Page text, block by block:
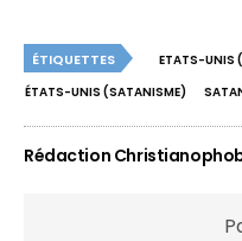
ÉTIQUETTES
ETATS-UNIS
ÉTATS-UNIS (SATANISME)
Rédaction